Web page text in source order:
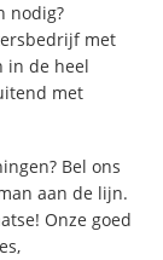
nodig?
met
in de heel
met
Bel ons
aan de lijn.
Onze goed